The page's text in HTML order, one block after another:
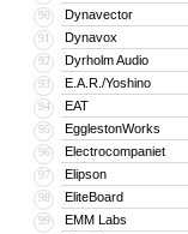
90 Dynavector
91 Dynavox
92 Dyrholm Audio
93 E.A.R./Yoshino
94 EAT
95 EgglestonWorks
96 Electrocompaniet
97 Elipson
98 EliteBoard
99 EMM Labs